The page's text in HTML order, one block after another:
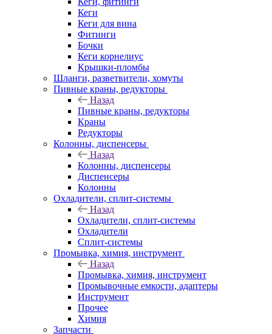
Кеги
Кеги для вина
Фитинги
Бочки
Кеги корнелиус
Крышки-пломбы
Шланги, разветвители, хомуты
Пивные краны, редукторы
Назад
Пивные краны, редукторы
Краны
Редукторы
Колонны, диспенсеры
Назад
Колонны, диспенсеры
Диспенсеры
Колонны
Охладители, сплит-системы
Назад
Охладители, сплит-системы
Охладители
Сплит-системы
Промывка, химия, инструмент
Назад
Промывка, химия, инструмент
Промывочные емкости, адаптеры
Инструмент
Прочее
Химия
Запчасти